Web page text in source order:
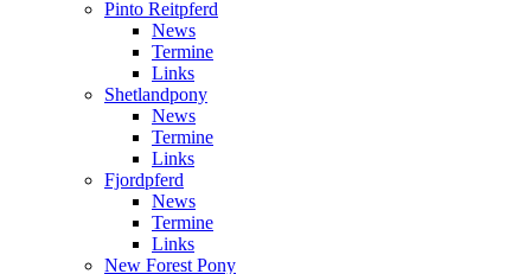
Pinto Reitpferd
News
Termine
Links
Shetlandpony
News
Termine
Links
Fjordpferd
News
Termine
Links
New Forest Pony